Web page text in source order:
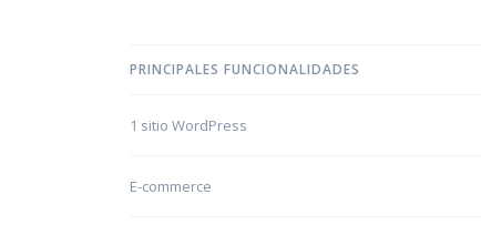
PRINCIPALES FUNCIONALIDADES
1 sitio WordPress
E-commerce